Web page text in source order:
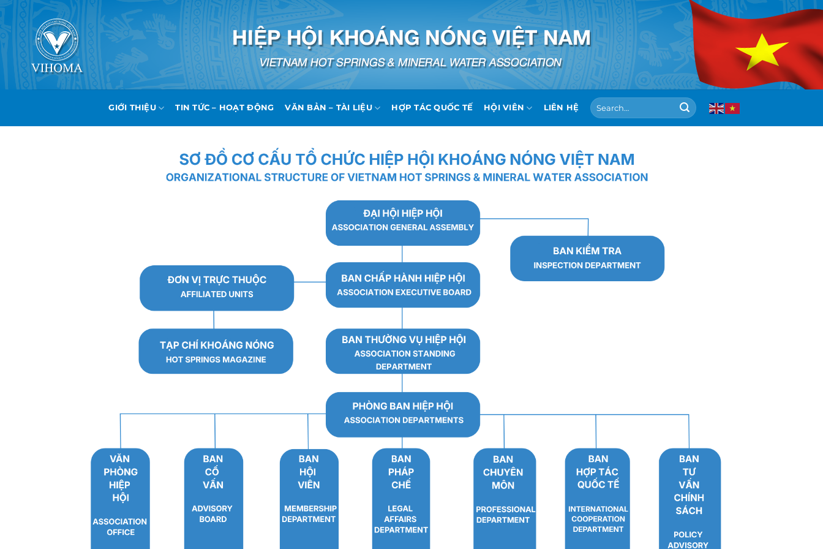
Bỏ
qua
nội
dung
GIỚI THIỆU TIN TỨC – HOẠT ĐỘNG VĂN BẢN – TÀI LIỆU HỢP TÁC QUỐC TẾ HỘI VIÊN LIÊN HỆ